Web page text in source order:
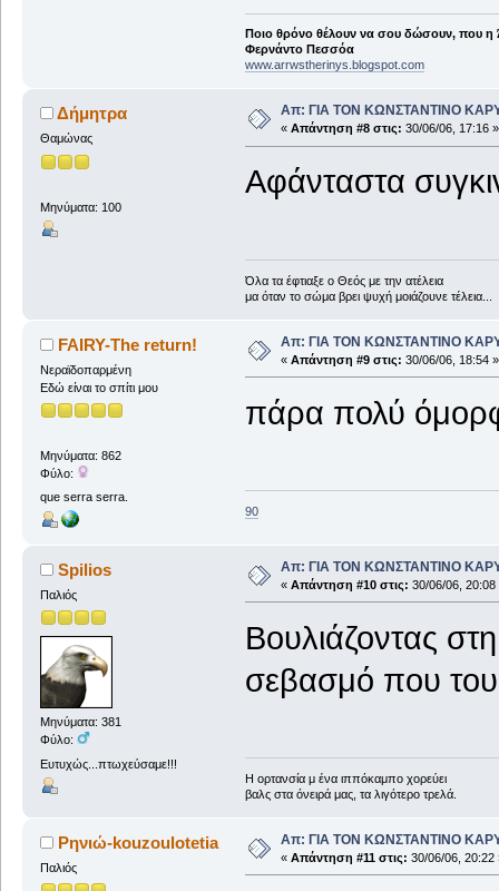
Ποιο θρόνο θέλουν να σου δώσουν, που η
Φερνάντο Πεσσόα
www.arrwstherinys.blogspot.com
Δήμητρα
Θαμώνας
Μηνύματα: 100
Απ: ΓΙΑ ΤΟΝ ΚΩΝΣΤΑΝΤΙΝΟ
« Απάντηση #8 στις: 30/06/06, 17:16 »
Αφάνταστα
Όλα τα έφτιαξε ο Θεός με την ατέλεια
μα όταν το σώμα βρει ψυχή μοιάζουνε τέλεια...
FAIRY-The return!
Νεραϊδοπαρμένη
Εδώ είναι το σπίτι μου
Μηνύματα: 862
Φύλο:
que serra serra.
Απ: ΓΙΑ ΤΟΝ ΚΩΝΣΤΑΝΤΙΝΟ
« Απάντηση #9 στις: 30/06/06, 18:54 »
πάρα πολύ
90
Spilios
Παλιός
Μηνύματα: 381
Φύλο:
Ευτυχώς...πτωχεύσαμε!!!
Απ: ΓΙΑ ΤΟΝ ΚΩΝΣΤΑΝΤΙΝΟ
« Απάντηση #10 στις: 30/06/06, 20:08
Βουλιάζοντας
σεβασμό που
Η ορτανσία μ ένα ιππόκαμπο χορεύει
βαλς στα όνειρά μας, τα λιγότερο τρελά.
Ρηνιώ-kouzoulotetia
Παλιός
Απ: ΓΙΑ ΤΟΝ ΚΩΝΣΤΑΝΤΙΝΟ
« Απάντηση #11 στις: 30/06/06, 20:22